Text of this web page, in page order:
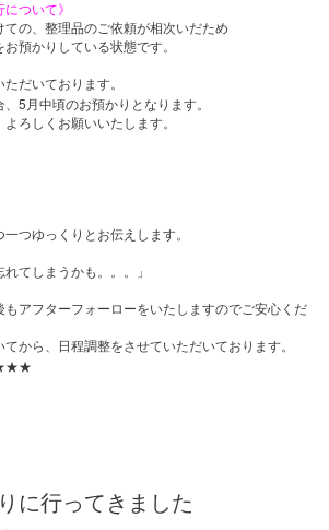
ついて》
ての、整理品のご依頼が相次いだため
預かりしている状態です。
だいております。
5 月中頃のお預かりとなります。
ろしくお願いいたします。
つゆっくりとお伝えします。
れてしまうかも。。。」
もアフターフォーローをいたしますのでご安心くだ
から、日程調整をさせていただいております。
に行ってきました